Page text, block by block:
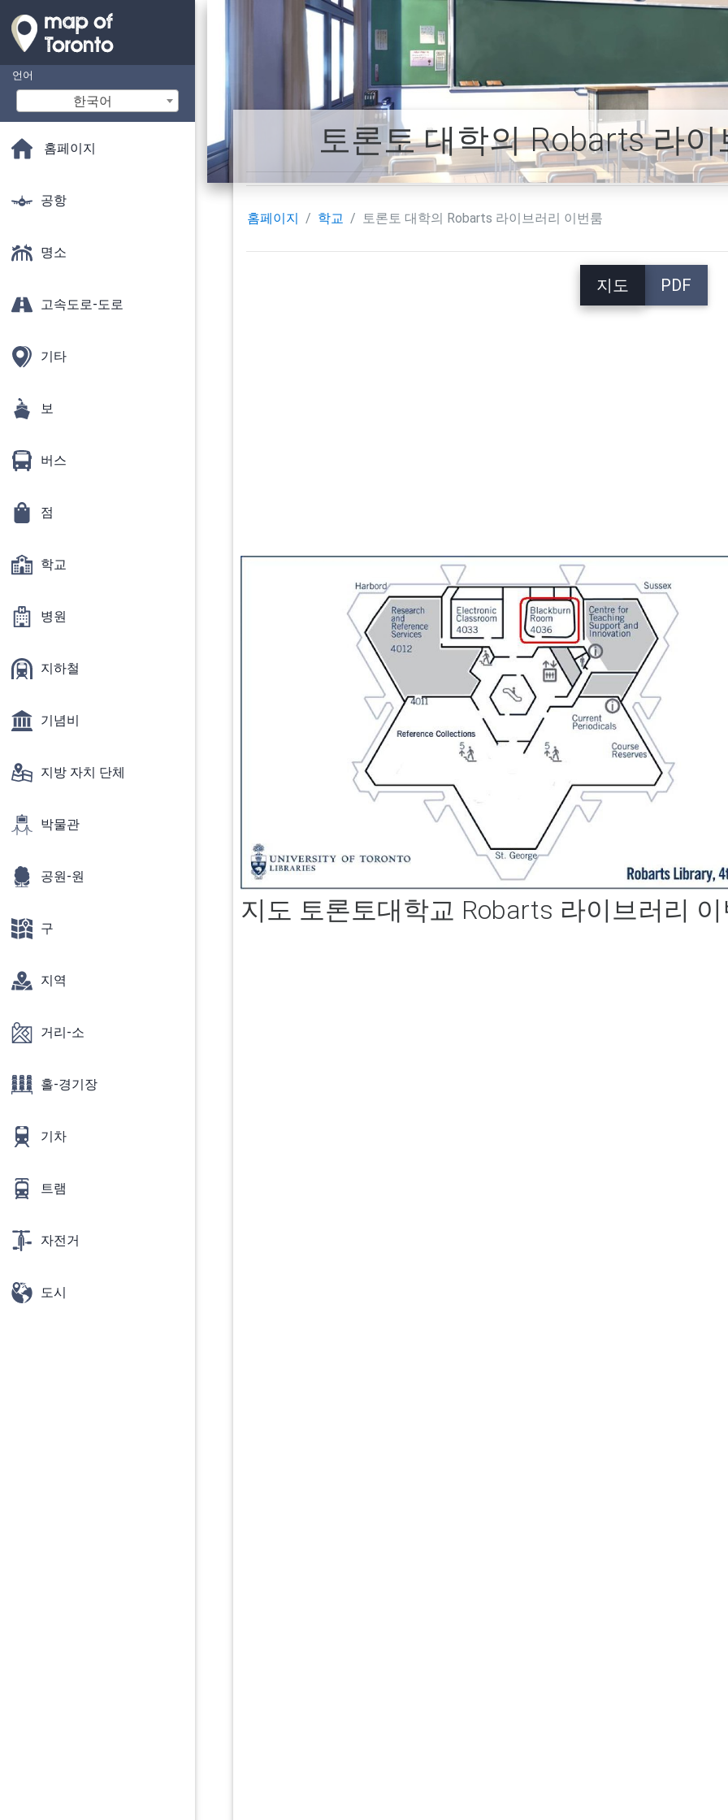
언어
한국어
홈페이지
공항
명소
고속도로-도로
기타
보
버스
점
학교
병원
지하철
기념비
지방 자치 단체
박물관
공원-원
구
지역
거리-소
홀-경기장
기차
트램
자전거
도시
토론토 대학의 Robarts 라
홈페이지 학교 토론토 대학의 Robarts 라이브러리 이번룸
지도 PDF
지도 토론토대학교 Robarts 라이브러리